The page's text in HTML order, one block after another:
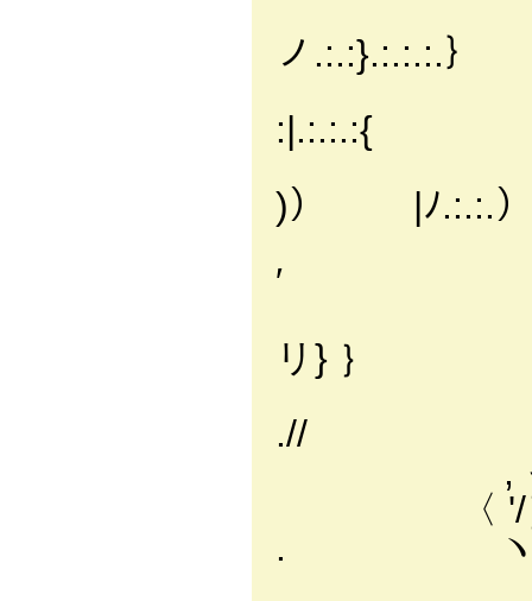
ノ.:.:}.:.:.:.｝
:|.:.:.:{
)） |ﾉ.:.:.）
′
リ} ｝
.//
, っ
〈 '/｝
. ヽﾊ/